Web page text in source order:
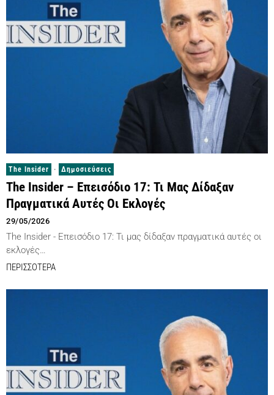
The Insider · Δημοσιεύσεις
The Insider – Επεισόδιο 17: Τι Μας Δίδαξαν
Πραγματικά Αυτές Οι Εκλογές
29/05/2026
The Insider - Επεισόδιο 17: Τι μας δίδαξαν πραγματικά αυτές οι
εκλογές…
ΠΕΡΙΣΣΟΤΕΡΑ